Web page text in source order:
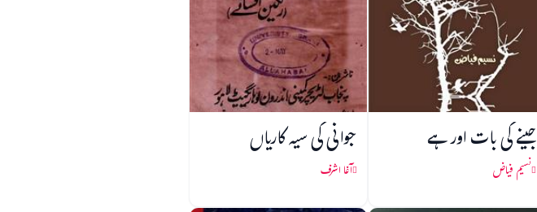
جینے کی بات اور ہے
نسیم فیاض
جوانی کی سیہ کاریاں
آغا اشرف